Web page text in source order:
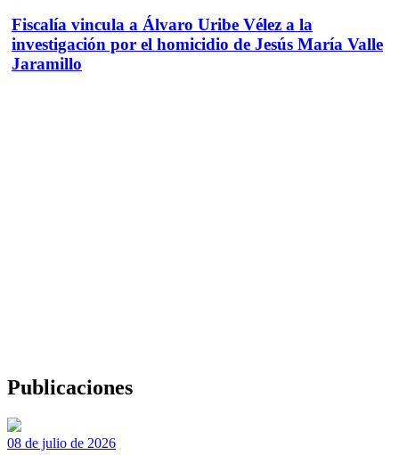
Fiscalía vincula a Álvaro Uribe Vélez a la
investigación por el homicidio de Jesús María Valle
Jaramillo
Publicaciones
08 de julio de 2026